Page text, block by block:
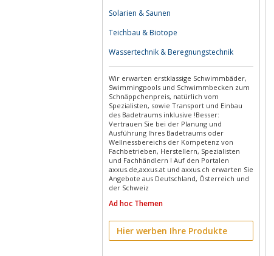
Solarien & Saunen
Teichbau & Biotope
Wassertechnik & Beregnungstechnik
Wir erwarten erstklassige Schwimmbäder,
Swimmingpools und Schwimmbecken zum
Schnäppchenpreis, natürlich vom
Spezialisten, sowie Transport und Einbau
des Badetraums inklusive !Besser:
Vertrauen Sie bei der Planung und
Ausführung Ihres Badetraums oder
Wellnessbereichs der Kompetenz von
Fachbetrieben, Herstellern, Spezialisten
und Fachhändlern ! Auf den Portalen
axxus.de,axxus.at und axxus.ch erwarten Sie
Angebote aus Deutschland, Österreich und
der Schweiz
Ad hoc Themen
Hier werben Ihre Produkte